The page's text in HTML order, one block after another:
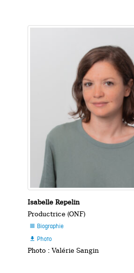
Isabelle Repelin
Productrice (ONF)
 Biographie
 Photo
Photo : Valérie Sangin